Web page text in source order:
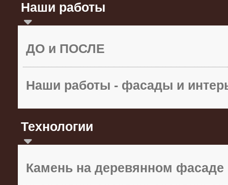
Наши работы
ДО и ПОСЛЕ
Наши работы - фасады и
Технологии
Камень на деревянном фасаде